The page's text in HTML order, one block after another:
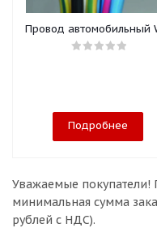
Провод автомобильный
Подробнее
Уважаемые покупатели!
минимальная сумма
рублей с НДС).